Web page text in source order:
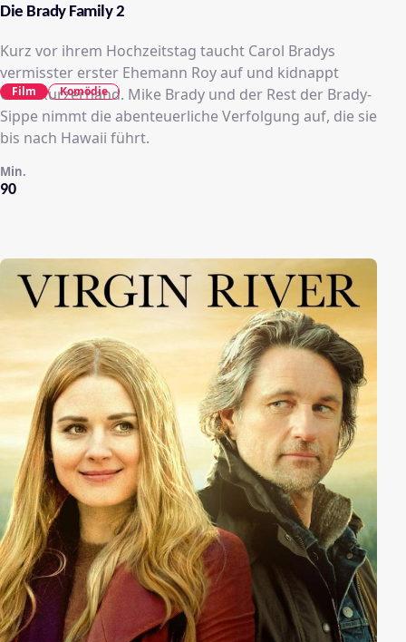
Die Brady Family 2
Kurz vor ihrem Hochzeitstag taucht Carol Bradys
vermisster erster Ehemann Roy auf und kidnappt
Carol kurzerhand. Mike Brady und der Rest der Brady-
Sippe nimmt die abenteuerliche Verfolgung auf, die sie
bis nach Hawaii führt.
90
Min.
Film Komödie